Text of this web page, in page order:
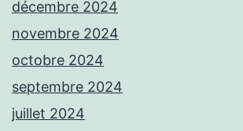
décembre 2024
novembre 2024
octobre 2024
septembre 2024
juillet 2024